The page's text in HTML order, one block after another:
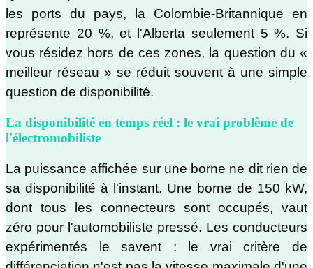
les ports du pays, la Colombie-Britannique en
représente 20 %, et l'Alberta seulement 5 %. Si
vous résidez hors de ces zones, la question du «
meilleur réseau » se réduit souvent à une simple
question de disponibilité.
La disponibilité en temps réel : le vrai problème de
l'électromobiliste
La puissance affichée sur une borne ne dit rien de
sa disponibilité à l'instant. Une borne de 150 kW,
dont tous les connecteurs sont occupés, vaut
zéro pour l'automobiliste pressé. Les conducteurs
expérimentés le savent : le vrai critère de